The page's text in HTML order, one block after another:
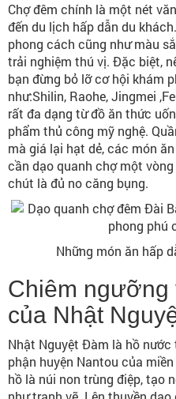
Chợ đêm chính là một nét
đến du lịch hấp dẫn du
phong cách cũng như màu
trải nghiệm thú vị. Đặc biệt,
bạn đừng bỏ lỡ cơ hội khám
như:Shilin, Raohe, Jingmei
rất đa dạng từ đồ ăn thức
phẩm thủ công mỹ nghệ.
mà giá lại hạt dẻ, các món
cần dạo quanh chợ một
chút là đủ no căng bụng.
Những món ăn hấp
Chiêm ngưỡng
của Nhật
Nhật Nguyệt Đàm là hồ
phận huyện Nantou của
hồ là núi non trùng điệp, tạo